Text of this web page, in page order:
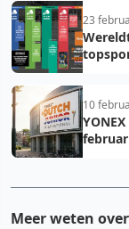
23
10
Meer weten